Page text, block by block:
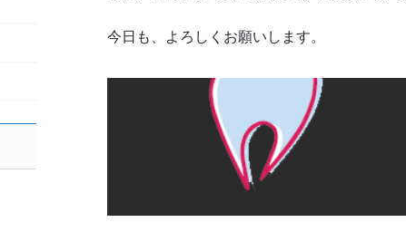
今日も、よろしくお願いします。